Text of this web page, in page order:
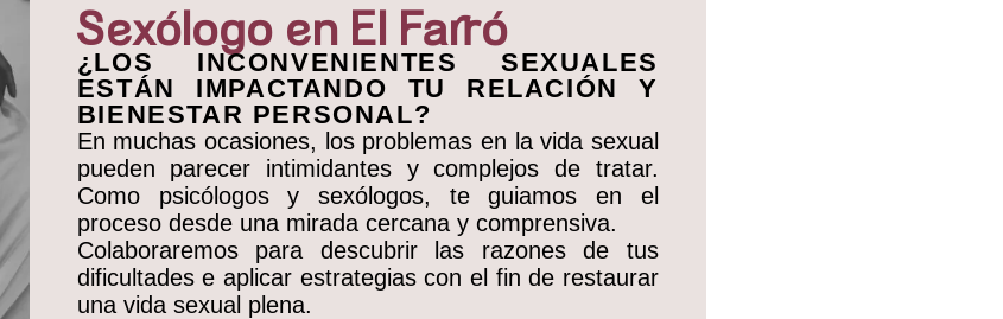
Sexólogo en El Farró
¿LOS INCONVENIENTES SEXUALES
ESTÁN IMPACTANDO TU RELACIÓN Y
BIENESTAR PERSONAL?
En muchas ocasiones, los problemas en la vida sexual
pueden parecer intimidantes y complejos de tratar.
Como psicólogos y sexólogos, te guiamos en el
proceso desde una mirada cercana y comprensiva.
Colaboraremos para descubrir las razones de tus
dificultades e aplicar estrategias con el fin de restaurar
una vida sexual plena.